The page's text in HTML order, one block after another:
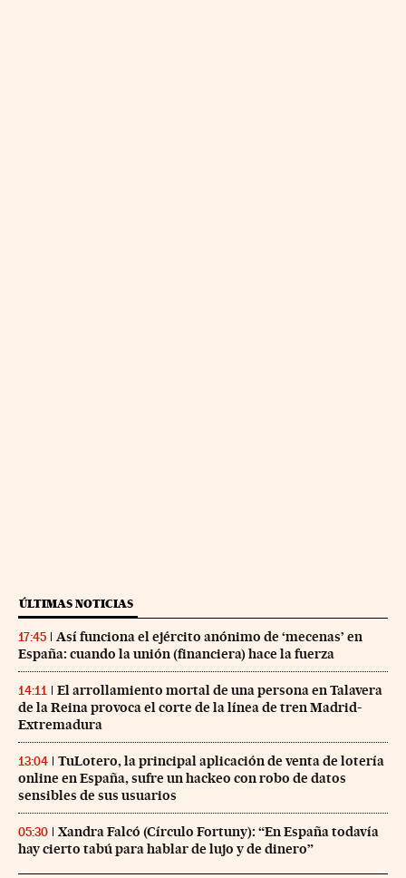
ÚLTIMAS NOTICIAS
17:45
Así funciona el ejército anónimo de ‘mecenas’ en
España: cuando la unión (financiera) hace la fuerza
14:11
El arrollamiento mortal de una persona en Talavera
de la Reina provoca el corte de la línea de tren Madrid-
Extremadura
13:04
TuLotero, la principal aplicación de venta de lotería
online en España, sufre un hackeo con robo de datos
sensibles de sus usuarios
05:30
Xandra Falcó (Círculo Fortuny): “En España todavía
hay cierto tabú para hablar de lujo y de dinero”